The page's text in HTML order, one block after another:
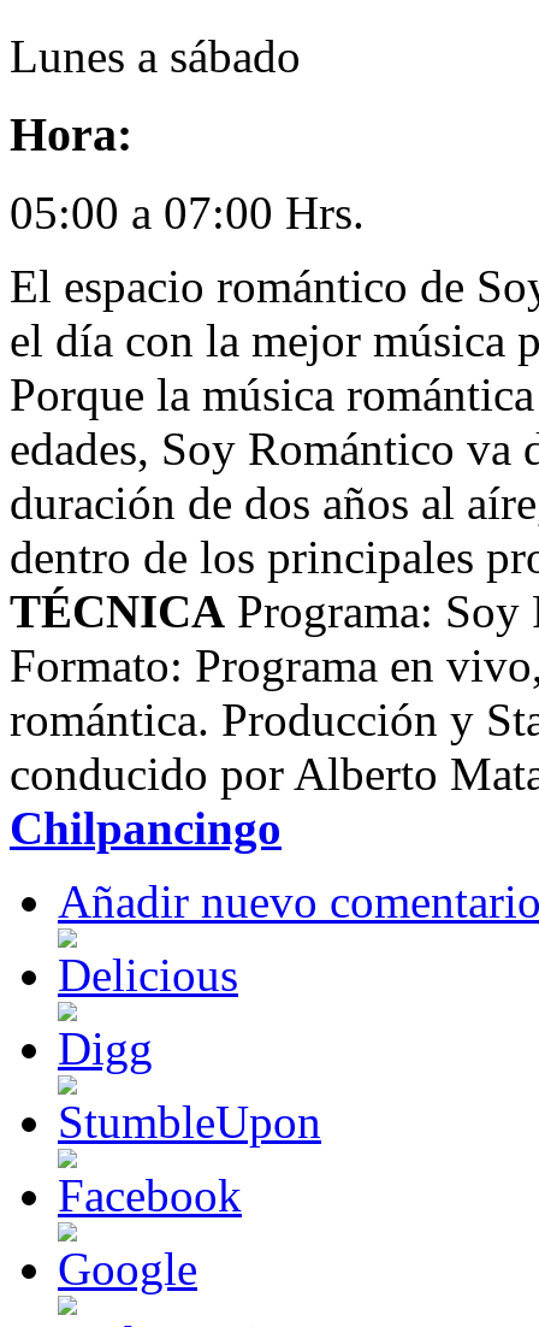
Lunes a sábado
Hora:
05:00 a 07:00 Hrs.
El espacio romántico de
el día con la mejor música
Porque la música
edades, Soy Romántico
duración de dos años al
dentro de los principales
TÉCNICA Programa:
Formato: Programa en
romántica. Producción y
conducido por Alberto
Chilpancingo
Añadir nuevo